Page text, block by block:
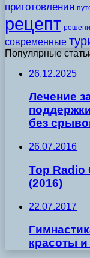
приготовления
рецепт
современные
Популярные
26.12.2025
Лечение
без
26.07.2016
Top Radio
(2016)
22.07.2017
красоты